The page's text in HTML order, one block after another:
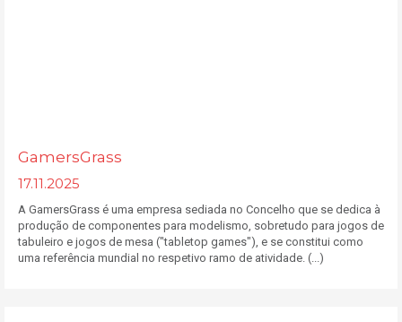
GamersGrass
17.11.2025
A GamersGrass é uma empresa sediada no Concelho que se dedica à
produção de componentes para modelismo, sobretudo para jogos de
tabuleiro e jogos de mesa ("tabletop games"), e se constitui como
uma referência mundial no respetivo ramo de atividade. (...)